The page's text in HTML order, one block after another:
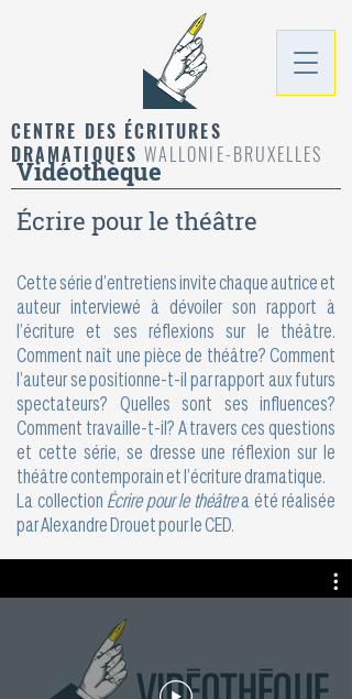
CENTRE DES ÉCRITURES
DRAMATIQUES WALLONIE-BRUXELLES
Vidéothèque
Écrire pour le théâtre
Cette série d’entretiens invite chaque autrice et
auteur interviewé à dévoiler son rapport à
l’écriture et ses réflexions sur le théâtre.
Comment naît une pièce de théâtre? Comment
l’auteur se positionne-t-il par rapport aux futurs
spectateurs? Quelles sont ses influences?
Comment travaille-t-il? A travers ces questions
et cette série, se dresse une réflexion sur le
théâtre contemporain et l’écriture dramatique.
La collection Écrire pour le théâtrea été réalisée
par Alexandre Drouet pour le CED.